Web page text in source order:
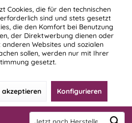
Cookies, die für den technischen
sind und stets gesetzt
die den Komfort bei Benutzung
der Direktwerbung dienen oder
Websites und sozialen
sollen, werden nur mit Ihrer
gesetzt.
akzeptieren Konfigurieren